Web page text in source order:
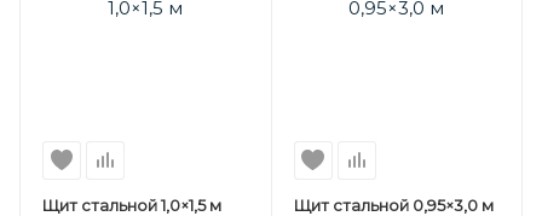
Щит стальной 1,0×1,5 м Щит стальной 0,95×3,0 м